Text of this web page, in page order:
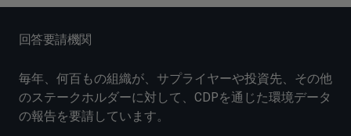
回答要請機関
毎年、何百もの組織が、サプライヤーや投資先、その他
のステークホルダーに対して、CDPを通じた環境データ
の報告を要請しています。